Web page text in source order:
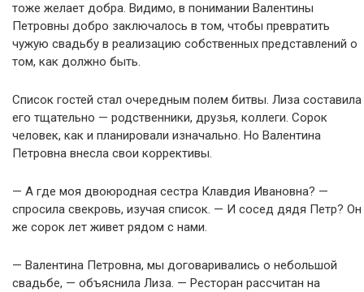
тоже желает добра. Видимо, в понимании Валентины
Петровны добро заключалось в том, чтобы превратить
чужую свадьбу в реализацию собственных представлений о
том, как должно быть.
Список гостей стал очередным полем битвы. Лиза составила
его тщательно — родственники, друзья, коллеги. Сорок
человек, как и планировали изначально. Но Валентина
Петровна внесла свои коррективы.
— А где моя двоюродная сестра Клавдия Ивановна? —
спросила свекровь, изучая список. — И сосед дядя Петр? Он
же сорок лет живет рядом с нами.
— Валентина Петровна, мы договаривались о небольшой
свадьбе, — объяснила Лиза. — Ресторан рассчитан на